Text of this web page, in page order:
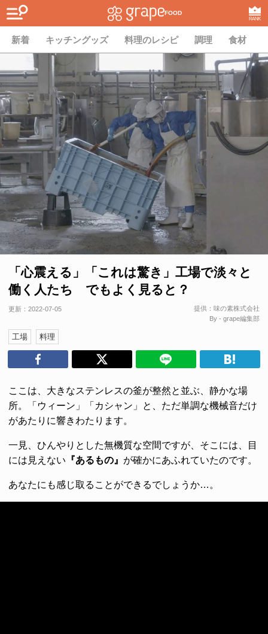
FOOD
RANK
新着 キッチングッズ 料理のレシピ 調理 食材
「心震える」「これは驚き」工場で淡々と
働く人たち でもよく見ると？
更新： 2022-07-05 提供： 味の素株式会社
By - grape編集部
工場 料理
ここは、大きなステンレスの釜が整然と並ぶ、静かな場
所。「ウィーン」「カシャン」と、ただ単調な機械音だけ
があたりに響きわたります。
一見、ひんやりとした無機質な空間ですが、そこには、目
には見えない 『あるもの』 が確かにあふれていたのです。
あなたにも感じ取ることができるでしょうか…。